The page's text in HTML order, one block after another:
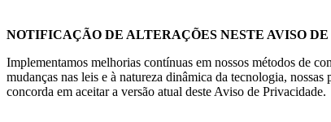
NOTIFICAÇÃO DE ALTERAÇÕES NESTE AVISO
Implementamos melhorias contínuas em nossos métodos de
mudanças nas leis e à natureza dinâmica da tecnologia,
concorda em aceitar a versão atual deste Aviso de Privacidade.